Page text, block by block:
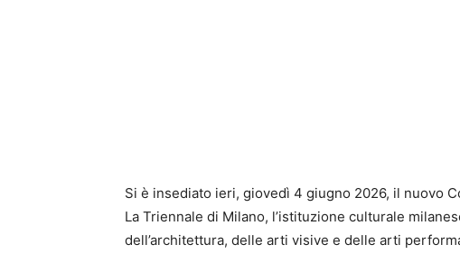
Si è insediato ieri, giovedì 4 giugno 2026, il nuovo
La Triennale di Milano, l’istituzione culturale
dell’architettura, delle arti visive e delle arti